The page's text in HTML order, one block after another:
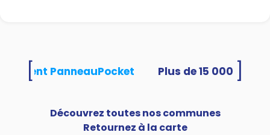
PanneauPocket
Découvrez toutes nos communes
Retournez à la carte